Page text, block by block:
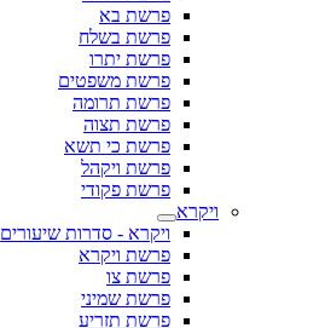
פרשת בא
פרשת בשלח
פרשת יתרו
פרשת משפטים
פרשת תרומה
פרשת תצוה
פרשת כי תשא
פרשת ויקהל
פרשת פקודי
ויקרא
ויקרא - סדרות שיעורים
פרשת ויקרא
פרשת צו
פרשת שמיני
פרשת תזריע